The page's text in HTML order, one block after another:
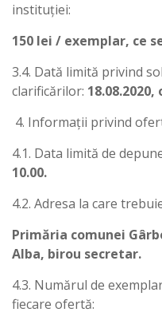
instituției:
150 lei / exemplar, ce
3.4. Dată limită privind
clarificărilor: 18.08.2020,
Informații privind
4.1. Data limită de
10.00.
4.2. Adresa la care
Primăria comunei
Alba, birou secretar.
4.3. Numărul de
fiecare ofertă: